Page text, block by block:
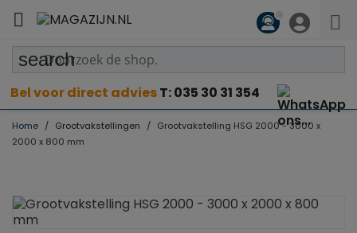

search
Bel voor direct adviesT: 035 30 31 354
Home Grootvakstellingen
Grootvakstelling HSG 2000 - 3000 x
2000 x 800 mm